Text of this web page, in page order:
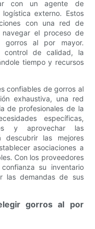
con un agente de
externo. Estos
con una red de
el proceso de
gorros al por mayor.
control de calidad, la
tiempo y recursos
confiables de gorros al
exhaustiva, una red
de profesionales de la
específicas,
y aprovechar las
descubrir las mejores
asociaciones a
Con los proveedores
su inventario
las demandas de sus
gorros al por